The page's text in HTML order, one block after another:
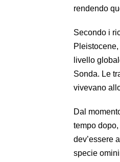
rendendo
Secondo i
livello
Sonda. Le
vivevano
Dal
tempo
dev’essere
specie